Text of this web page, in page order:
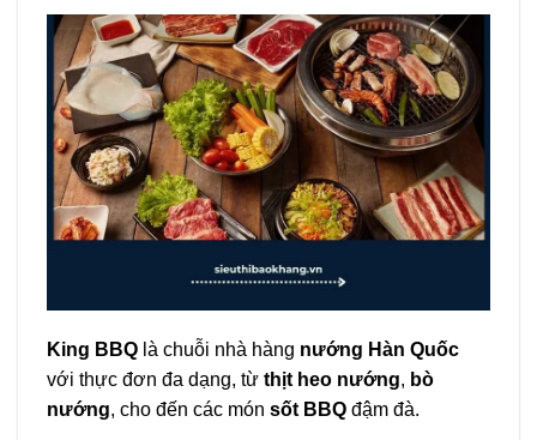
King BBQ là chuỗi nhà hàng nướng Hàn Quốc
với thực đơn đa dạng, từ thịt heo nướng, bò
nướng, cho đến các món sốt BBQ đậm đà.